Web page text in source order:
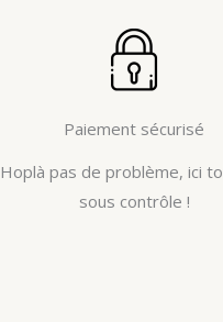
Paiement sécurisé
Hoplà pas de problème, ici
sous contrôle !